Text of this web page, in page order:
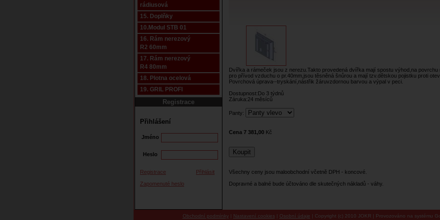
rádiusová
15. Doplňky
10.Modul STB 01
16. Rám nerezový
R2 60mm
17. Rám nerezový
R4 80mm
18. Plotna ocelová
19. GRIL PROFI
Registrace
Přihlášení
Jméno
Heslo
Registrace
Přihlásit
Zapomenuté heslo
Dvířka a rámeček jsou z nerezu.Takto provedená dvířka mají spostu výhod,na
pro přívod vzduchu o pr.40mm,jsou těsněná šnůrou a mají tzv.dětskou pojistku proti
Povrchová úprava--tryskání,nástřik žáruvzdornou barvou a výpal v peci.
Dostupnost:Do 3 týdnů
Záruka:24 měsíců
Panty:
Cena 7 381,00 Kč
Všechny ceny jsou maloobchodní včetně DPH - koncové.
Dopravné a balné bude účtováno dle skutečných nákladů - váhy.
Obchodní podmínky| Nastavení cookies | Osobní údaje | Copyright (c) 2010 JOKR | Provozováno na systému